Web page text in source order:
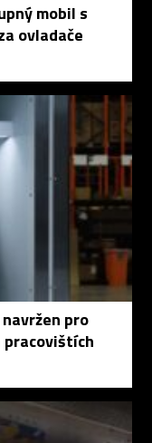
mobil s
ovladače
pro
pracovištích